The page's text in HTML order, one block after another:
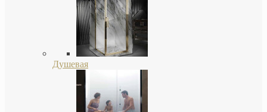
Душевая